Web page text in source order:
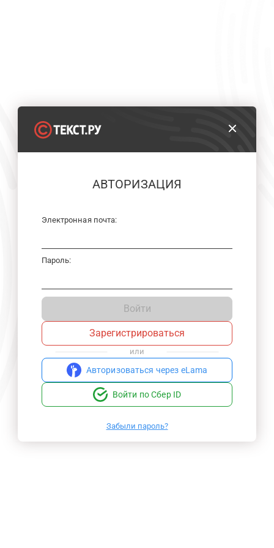
АВТОРИЗАЦИЯ
Электронная почта:
Пароль:
Войти
Зарегистрироваться
или
Авторизоваться через eLama
Войти по Сбер ID
Забыли пароль?